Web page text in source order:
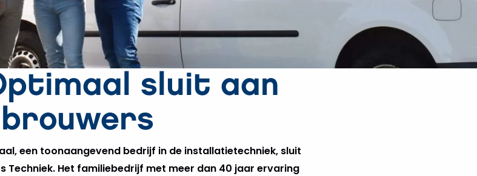
sluit aan
een toonaangevend bedrijf in de installatietechniek, sluit
Techniek. Het familiebedrijf met meer dan 40 jaar ervaring